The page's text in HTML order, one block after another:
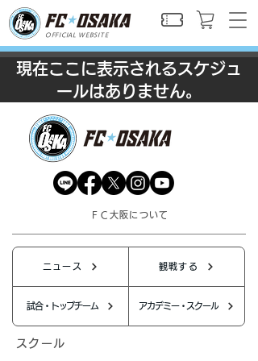
OFFICIAL WEBSITE
現在ここに表示されるスケジュ
ールはありません。
ＦＣ大阪について
ニュース 観戦する
試合・トップチーム アカデミー・スクール
スクール